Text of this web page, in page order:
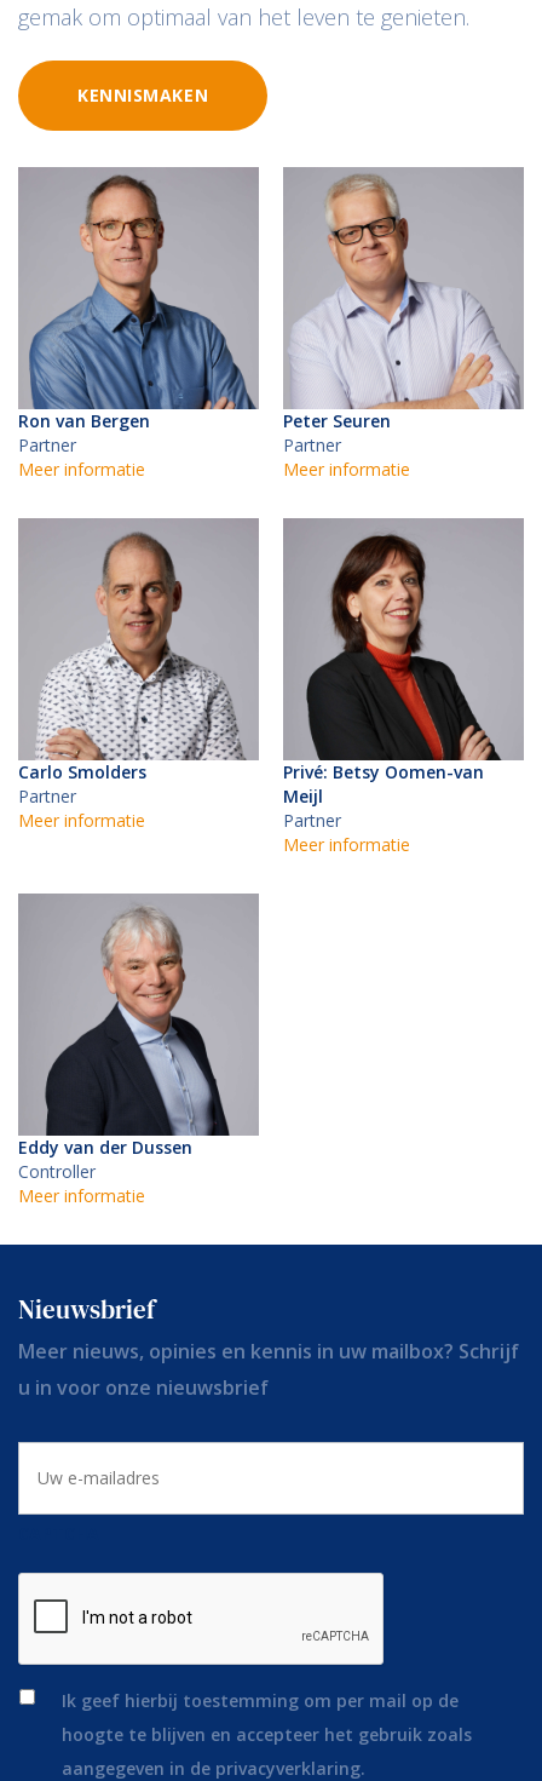
gemak om optimaal van het leven te genieten.
KENNISMAKEN
Ron van Bergen
Partner
Meer informatie
Peter Seuren
Partner
Meer informatie
Carlo Smolders
Partner
Meer informatie
Privé: Betsy Oomen-van
Meijl
Partner
Meer informatie
Eddy van der Dussen
Controller
Meer informatie
Nieuwsbrief
Meer nieuws, opinies en kennis in uw mailbox? Schrijf
u in voor onze nieuwsbrief
mailadres
*
Ik geef hierbij toestemming om per mail op de
hoogte te blijven en accepteer het gebruik zoals
aangegeven in de privacyverklaring.